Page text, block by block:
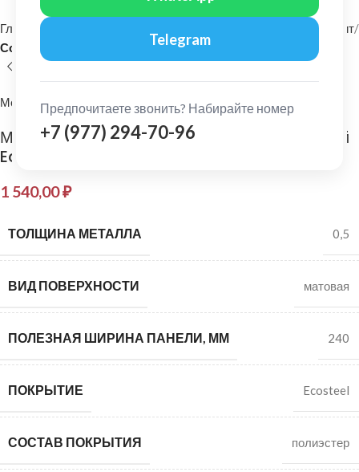
Telegram
Предпочитаете звонить? Набирайте номер
+7 (977) 294-70-96
Главная
Металлический сайдинг и софит
Софит
МеталлПрофиль
МеталлПрофиль: Софит Lбрус с перфорацией
Ecosteel Матовый 0,5 мм Мореный Дуб
1 540,00₽
ТОЛЩИНА МЕТАЛЛА 0,5
ВИД ПОВЕРХНОСТИ матовая
ПОЛЕЗНАЯ ШИРИНА ПАНЕЛИ, ММ 240
ПОКРЫТИЕ Ecosteel
СОСТАВ ПОКРЫТИЯ полиэстер